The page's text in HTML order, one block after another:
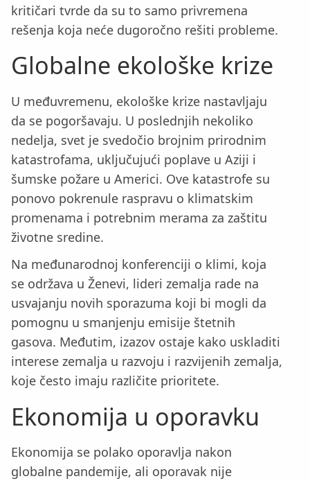
kritičari tvrde da su to samo privremena
rešenja koja neće dugoročno rešiti probleme.
Globalne ekološke krize
U međuvremenu, ekološke krize nastavljaju
da se pogoršavaju. U poslednjih nekoliko
nedelja, svet je svedočio brojnim prirodnim
katastrofama, uključujući poplave u Aziji i
šumske požare u Americi. Ove katastrofe su
ponovo pokrenule raspravu o klimatskim
promenama i potrebnim merama za zaštitu
životne sredine.
Na međunarodnoj konferenciji o klimi, koja
se održava u Ženevi, lideri zemalja rade na
usvajanju novih sporazuma koji bi mogli da
pomognu u smanjenju emisije štetnih
gasova. Međutim, izazov ostaje kako uskladiti
interese zemalja u razvoju i razvijenih zemalja,
koje često imaju različite prioritete.
Ekonomija u oporavku
Ekonomija se polako oporavlja nakon
globalne pandemije, ali oporavak nije